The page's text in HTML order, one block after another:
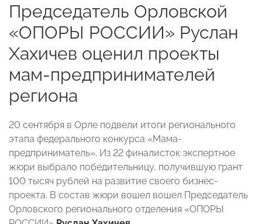
Председатель Орловской
«ОПОРЫ РОССИИ» Руслан
Хахичев оценил проекты
мам-предпринимателей
региона
20 сентября в Орле подвели итоги регионального
этапа федерального конкурса «Мама-
предприниматель». Из 22 финалисток экспертное
жюри выбрало победительницу, получившую грант
100 тысяч рублей на развитие своего бизнес-
проекта. В состав жюри вошел вошел Председатель
Орловского регионального отделения «ОПОРЫ